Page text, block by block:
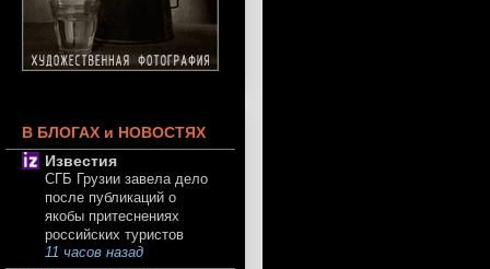
В БЛОГАХ и НОВОСТЯХ
Известия
СГБ Грузии завела дело
после публикаций о
якобы притеснениях
российских туристов
11 часов назад